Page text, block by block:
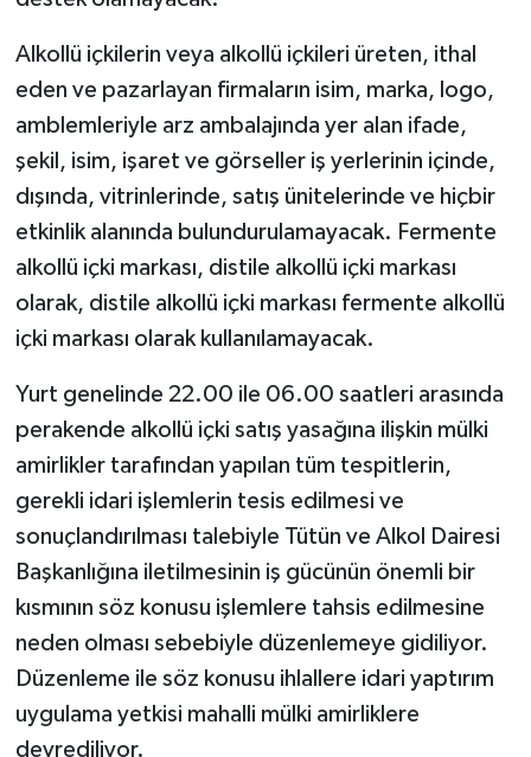
Alkollü içkilerin veya alkollü içkileri üreten, ithal
eden ve pazarlayan firmaların isim, marka, logo,
amblemleriyle arz ambalajında yer alan ifade,
şekil, isim, işaret ve görseller iş yerlerinin içinde,
dışında, vitrinlerinde, satış ünitelerinde ve hiçbir
etkinlik alanında bulundurulamayacak. Fermente
alkollü içki markası, distile alkollü içki markası
olarak, distile alkollü içki markası fermente alkollü
içki markası olarak kullanılamayacak.
Yurt genelinde 22.00 ile 06.00 saatleri arasında
perakende alkollü içki satış yasağına ilişkin mülki
amirlikler tarafından yapılan tüm tespitlerin,
gerekli idari işlemlerin tesis edilmesi ve
sonuçlandırılması talebiyle Tütün ve Alkol Dairesi
Başkanlığına iletilmesinin iş gücünün önemli bir
kısmının söz konusu işlemlere tahsis edilmesine
neden olması sebebiyle düzenlemeye gidiliyor.
Düzenleme ile söz konusu ihlallere idari yaptırım
uygulama yetkisi mahalli mülki amirliklere
devrediliyor.